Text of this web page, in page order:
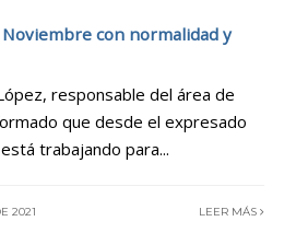
con normalidad y
responsable del área de
que desde el expresado
trabajando para...
2021 LEER MÁS